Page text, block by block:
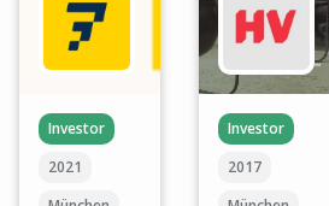
Investor
2021
Investor
2017